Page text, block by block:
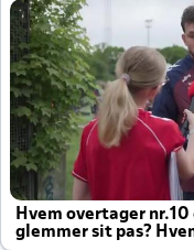
Hvem overtager
glemmer sit pas?